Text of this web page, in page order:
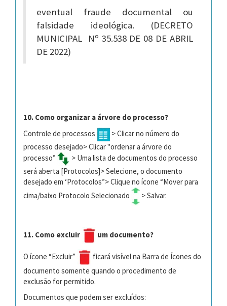
eventual fraude documental ou
falsidade ideológica.
(DECRETO
MUNICIPAL Nº 35.538 DE 08 DE ABRIL
DE 2022)
10. Como organizar a árvore do processo?
Controle de processos
> Clicar no número do
processo desejado> Clicar "ordenar a árvore do
processo”
> Uma lista de documentos do processo
será aberta [Protocolos]> Selecione, o documento
desejado em ‘Protocolos”> Clique no ícone “Mover para
cima/baixo Protocolo Selecionado
> Salvar.
11. Como excluir um documento?
O ícone “Excluir”
ficará visível na Barra de Ícones do
documento somente quando o procedimento de
exclusão for permitido.
Documentos que podem ser excluídos: